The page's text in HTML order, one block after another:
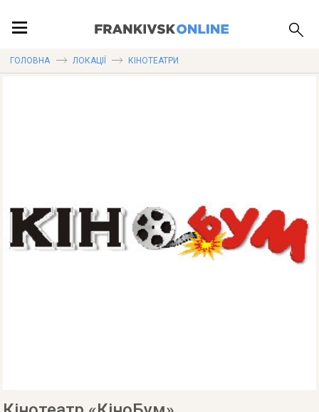
ГОЛОВНА ЛОКАЦІЇ КІНОТЕАТРИ